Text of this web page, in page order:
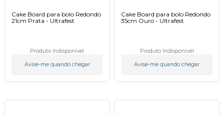
Cake Board para bolo Redondo
21cm Prata - Ultrafest
Produto Indisponível
Avise-me quando chegar
Cake Board para bolo Redondo
35cm Ouro - Ultrafest
Produto Indisponível
Avise-me quando chegar